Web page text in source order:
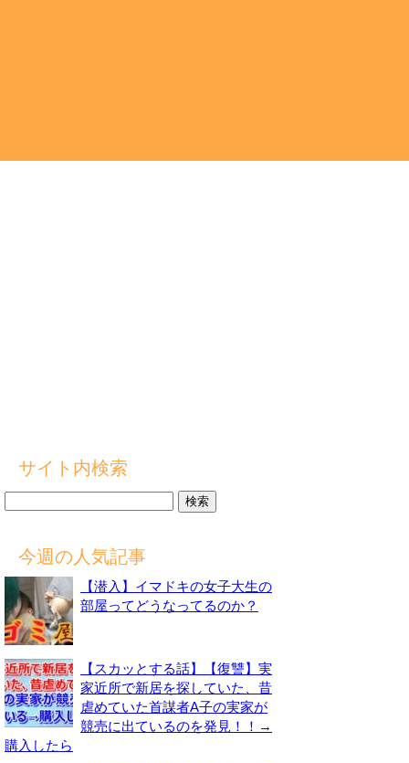
サイト内検索
今週の人気記事
【潜入】イマドキの女子大生の
部屋ってどうなってるのか？
【スカッとする話】【復讐】実
家近所で新居を探していた、昔
虐めていた首謀者A子の実家が
競売に出ているのを発見！！→
購入したら